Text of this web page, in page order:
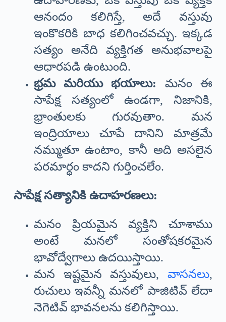
ఆనందం కలిగిస్తే, అదే వస్తువు
ఇంకొకరికి బాధ కలిగించవచ్చు. ఇక్కడ
సత్యం అనేది వ్యక్తిగత అనుభవాలపై
ఆధారపడి ఉంటుంది.
భ్రమ మరియు భయాలు: మనం ఈ
సాపేక్ష సత్యంలో ఉండగా, నిజానికి,
భ్రాంతులకు గురవుతాం. మన
ఇంద్రియాలు చూపే దానిని మాత్రమే
నమ్ముతూ ఉంటాం, కానీ అది అసలైన
పరమార్థం కాదని గుర్తించలేం.
సాపేక్ష సత్యానికి ఉదాహరణలు:
మనం ప్రియమైన వ్యక్తిని చూశాము
అంటే మనలో సంతోషకరమైన
భావోద్వేగాలు ఉదయిస్తాయి.
మన ఇష్టమైన వస్తువులు,వాసనలు,
రుచులు ఇవన్నీ మనలో పాజిటివ్ లేదా
నెగెటివ్ భావనలను కలిగిస్తాయి.